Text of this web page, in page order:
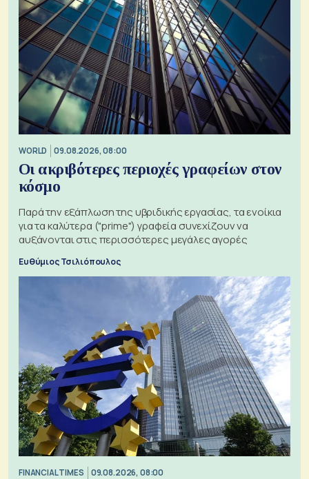
WORLD 09.08.2026, 08:00
Οι ακριβότερες περιοχές γραφείων στον
κόσμο
Παρά την εξάπλωση της υβριδικής εργασίας, τα ενοίκια
για τα καλύτερα ("prime") γραφεία συνεχίζουν να
αυξάνονται στις περισσότερες μεγάλες αγορές
Ευθύμιος Τσιλιόπουλος
FINANCIAL TIMES 09.08.2026, 08:00